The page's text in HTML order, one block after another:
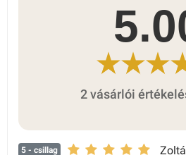
2 vásárlói
5 - csillag